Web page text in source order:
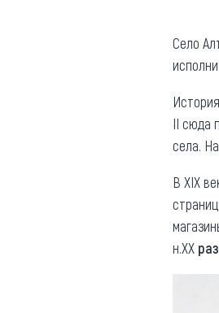
Придорожные кафе
Другие рубрики
Село
II сюда
села.
В XIX
н.XX